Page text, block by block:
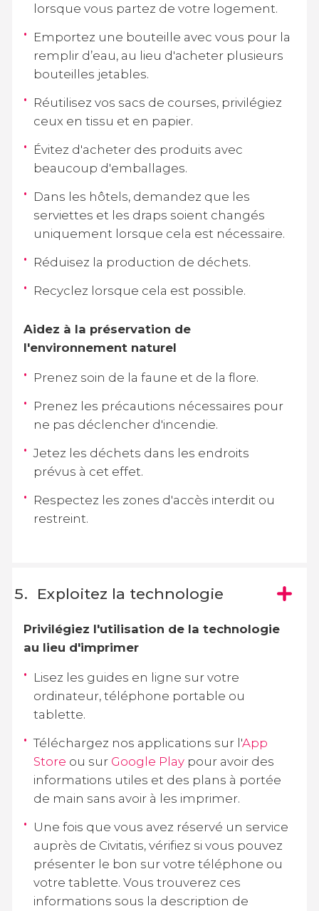
lorsque vous partez de votre logement.
Emportez une bouteille avec vous pour la
remplir d’eau, au lieu d'acheter plusieurs
bouteilles jetables.
Réutilisez vos sacs de courses, privilégiez
ceux en tissu et en papier.
Évitez d'acheter des produits avec
beaucoup d'emballages.
Dans les hôtels, demandez que les
serviettes et les draps soient changés
uniquement lorsque cela est nécessaire.
Réduisez la production de déchets.
Recyclez lorsque cela est possible.
Aidez à la préservation de
l'environnement naturel
Prenez soin de la faune et de la flore.
Prenez les précautions nécessaires pour
ne pas déclencher d'incendie.
Jetez les déchets dans les endroits
prévus à cet effet.
Respectez les zones d'accès interdit ou
restreint.
Exploitez la technologie
Privilégiez l'utilisation de la technologie
au lieu d'imprimer
Lisez les guides en ligne sur votre
ordinateur, téléphone portable ou
tablette.
Téléchargez nos applications sur l'App
Store ou sur Google Play pour avoir des
informations utiles et des plans à portée
de main sans avoir à les imprimer.
Une fois que vous avez réservé un service
auprès de Civitatis, vérifiez si vous pouvez
présenter le bon sur votre téléphone ou
votre tablette. Vous trouverez ces
informations sous la description de